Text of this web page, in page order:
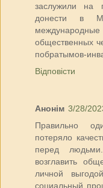
заслужили на
донести в
общественных
побратымов-
Відповісти
Анонім 3/28/
Правильно
потеряло
перед
возглавить
личной
социальный